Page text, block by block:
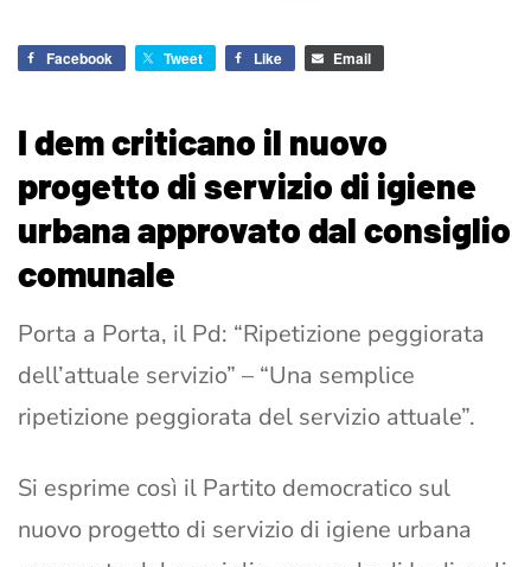
Facebook Tweet Like Email
I dem criticano il nuovo
progetto di servizio di igiene
urbana approvato dal consiglio
comunale
Porta a Porta, il Pd: “Ripetizione peggiorata
dell’attuale servizio” – “Una semplice
ripetizione peggiorata del servizio attuale”.
Si esprime così il Partito democratico sul
nuovo progetto di servizio di igiene urbana